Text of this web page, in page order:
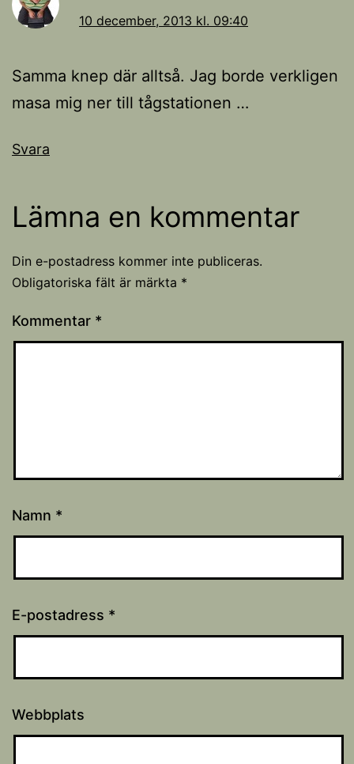
10 december, 2013 kl. 09:40
Samma knep där alltså. Jag borde verkligen
masa mig ner till tågstationen …
Svara
Lämna en kommentar
Din e-postadress kommer inte publiceras.
Obligatoriska fält är märkta *
Kommentar *
Namn *
E-postadress *
Webbplats